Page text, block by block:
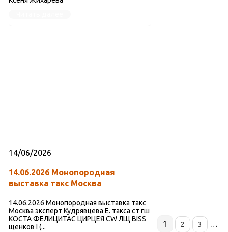
14/06/2026
14.06.2026 Монопородная
выставка такс Москва
14.06.2026 Монопородная выставка такс
Москва эксперт Кудрявцева Е. такса ст гш
КОСТА ФЕЛИЦИТАС ЦИРЦЕЯ CW ЛЩ BISS
щенков I (...
1 2 3 …